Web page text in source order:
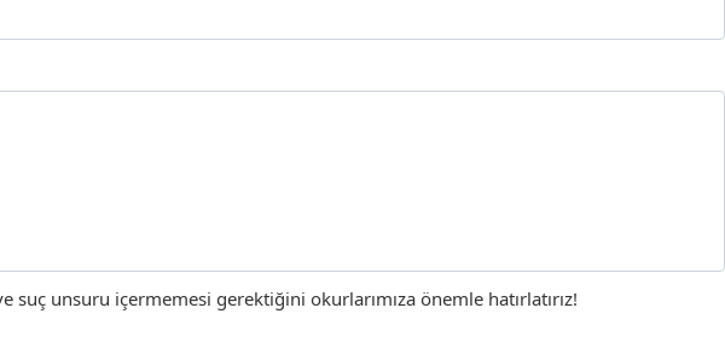
suç unsuru içermemesi gerektiğini okurlarımıza önemle hatırlatırız!